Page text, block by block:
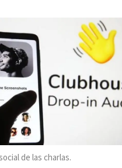
de las charlas.